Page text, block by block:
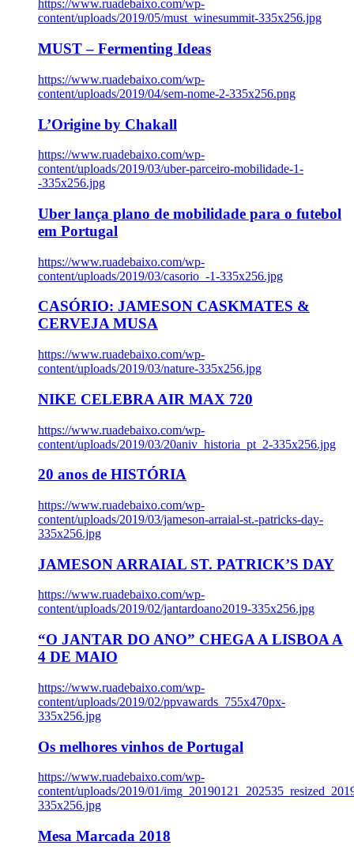
https://www.ruadebaixo.com/wp-
content/uploads/2019/05/must_winesummit-335x256.jpg
MUST – Fermenting Ideas
https://www.ruadebaixo.com/wp-
content/uploads/2019/04/sem-nome-2-335x256.png
L’Origine by Chakall
https://www.ruadebaixo.com/wp-
content/uploads/2019/03/uber-parceiro-mobilidade-1-
-335x256.jpg
Uber lança plano de mobilidade para o futebol
em Portugal
https://www.ruadebaixo.com/wp-
content/uploads/2019/03/casorio_-1-335x256.jpg
CASÓRIO: JAMESON CASKMATES &
CERVEJA MUSA
https://www.ruadebaixo.com/wp-
content/uploads/2019/03/nature-335x256.jpg
NIKE CELEBRA AIR MAX 720
https://www.ruadebaixo.com/wp-
content/uploads/2019/03/20aniv_historia_pt_2-335x256.jpg
20 anos de HISTÓRIA
https://www.ruadebaixo.com/wp-
content/uploads/2019/03/jameson-arraial-st.-patricks-day-
335x256.jpg
JAMESON ARRAIAL ST. PATRICK’S DAY
https://www.ruadebaixo.com/wp-
content/uploads/2019/02/jantardoano2019-335x256.jpg
“O JANTAR DO ANO” CHEGA A LISBOA A
4 DE MAIO
https://www.ruadebaixo.com/wp-
content/uploads/2019/02/ppvawards_755x470px-
335x256.jpg
Os melhores vinhos de Portugal
https://www.ruadebaixo.com/wp-
content/uploads/2019/01/
335x256.jpg
Mesa Marcada 2018